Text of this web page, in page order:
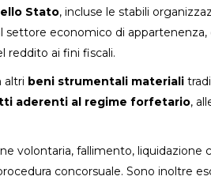
Stato, incluse le stabili
economico di appartenenza,
reddito ai fini fiscali.
altri beni strumentali materiali
aderenti al regime forfetario,
volontaria, fallimento,
concorsuale. Sono inoltre